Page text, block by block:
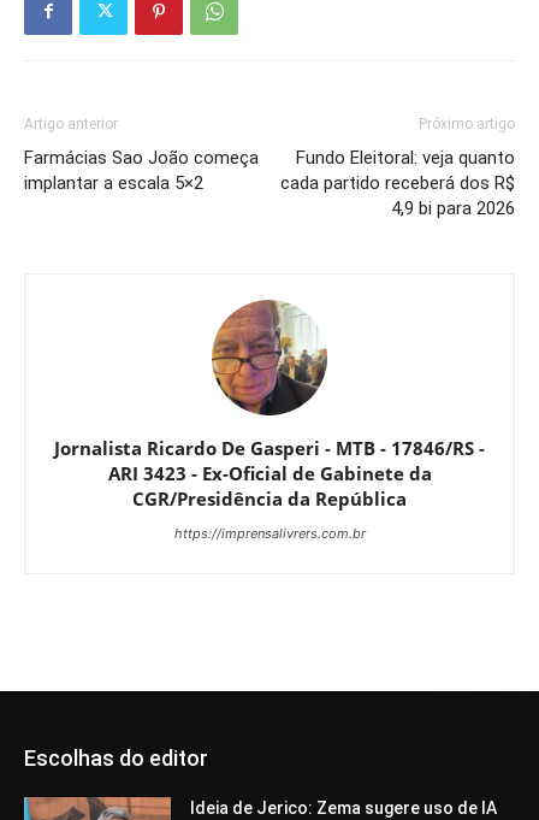
Artigo anterior
Farmácias Sao João começa
implantar a escala 5×2
Próximo artigo
Fundo Eleitoral: veja quanto
cada partido receberá dos R$
4,9 bi para 2026
Jornalista Ricardo De Gasperi - MTB - 17846/RS -
ARI 3423 - Ex-Oficial de Gabinete da
CGR/Presidência da República
https://imprensalivrers.com.br
Escolhas do editor
Ideia de Jerico: Zema sugere uso de IA